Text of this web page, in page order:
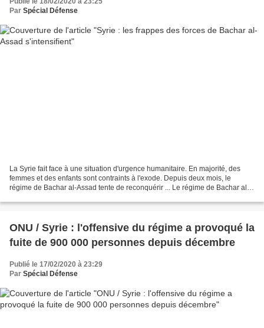
Par Spécial Défense
La Syrie fait face à une situation d'urgence humanitaire. En majorité, des
femmes et des enfants sont contraints à l'exode. Depuis deux mois, le
régime de Bachar al-Assad tente de reconquérir ... Le régime de Bachar al-
ONU / Syrie : l'offensive du régime a provoqué la
fuite de 900 000 personnes depuis décembre
Publié le 17/02/2020 à 23:29
Par Spécial Défense